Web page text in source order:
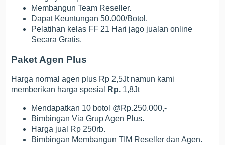
Membangun Team Reseller.
Dapat Keuntungan 50.000/Botol.
Pelatihan kelas FF 21 Hari jago jualan online
Secara Gratis.
Paket Agen Plus
Harga normal agen plus Rp 2,5Jt namun kami
memberikan harga spesial
Rp. 1,8Jt
Mendapatkan 10 botol @Rp.250.000,-
Bimbingan Via Grup Agen Plus.
Harga jual Rp 250rb.
Bimbingan Membangun TIM Reseller dan Agen.